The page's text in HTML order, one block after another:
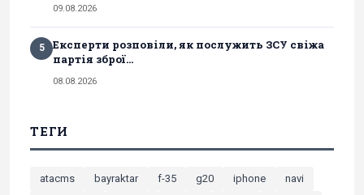
09.08.2026
5
Експерти розповіли, як послужить ЗСУ свіжа
партія зброї...
08.08.2026
ТЕГИ
atacms bayraktar f-35 g20 iphone
navi